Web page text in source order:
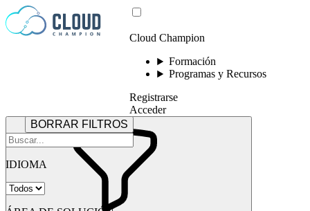
Saltar al contenido
Cloud Champion
Formación
Programas y Recursos
Registrarse
Acceder
BORRAR FILTROS
IDIOMA